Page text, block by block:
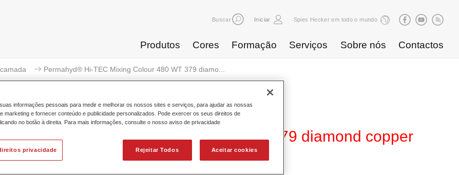
Buscar Iniciar Spies Hecker em todo o mundo
Produtos Cores Formação Serviços Sobre nós Contactos
Permahyd® Hi-TEC Mixing Colour 480 WT 379 diamo...
Hi-TEC Mixing Colour 480 WT 379 diamond copper
informações pessoais para medir e melhorar os nossos sites e serviços, para ajudar as nossas
marketing e fornecer conteúdo e publicidade personalizados. Pode exercer os seus direitos de
no botão à direita. Para mais informações, consulte o nosso aviso de privacidade
Rejeitar Todos Aceitar cookies
privacidade